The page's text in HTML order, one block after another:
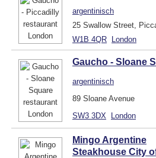
argentinisch
25 Swallow Street,
W1B 4QR London
Gaucho - Sloane
argentinisch
89 Sloane Avenue
SW3 3DX
London
Mingo Argentine
Steakhouse City